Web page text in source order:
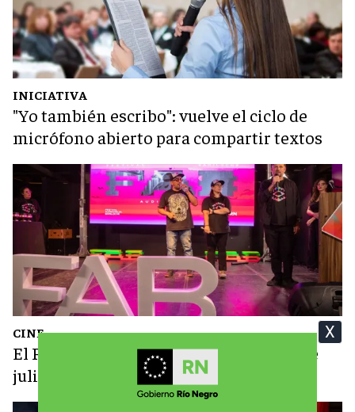
INICIATIVA
"Yo también escribo": vuelve el ciclo de
micrófono abierto para compartir textos
CINE
El FAB abre su convocatoria hasta el 1 de
julio
X